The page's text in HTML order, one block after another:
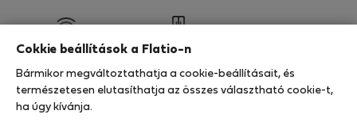
StayProtection Stay Benefits
Az Ön tartózkodását ebben az ingatlanban a
Cokkie beállítások a Flatio-n
Bármikor megváltoztathatja a cookie-beállításait, és
természetesen elutasíthatja az összes választható cookie-t,
ha úgy kívánja.